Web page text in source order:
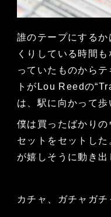
誰のテープにする
くりしている時間
っていたものから
トがLou Reedの
は、駅に向かって歩
僕は買ったばかり
セットをセットし
が嬉しそうに動き出
カチャ、ガチャガチ